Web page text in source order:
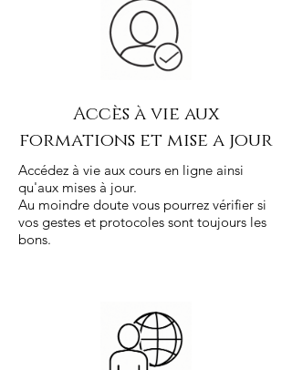
Accès à vie aux
formations et mise a jour
Accédez à vie aux cours en ligne ainsi
qu'aux mises à jour.
Au moindre doute vous pourrez vérifier si
vos gestes et protocoles sont toujours les
bons.